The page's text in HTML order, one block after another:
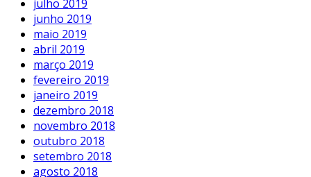
julho 2019
junho 2019
maio 2019
abril 2019
março 2019
fevereiro 2019
janeiro 2019
dezembro 2018
novembro 2018
outubro 2018
setembro 2018
agosto 2018